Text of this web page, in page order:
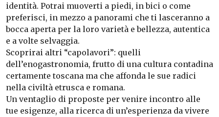
identità. Potrai muoverti a piedi, in bici o come
preferisci, in mezzo a panorami che ti lasceranno a
bocca aperta per la loro varietà e bellezza, autentica
e a volte selvaggia.
Scoprirai altri “capolavori”: quelli
dell’enogastronomia, frutto di una cultura contadina
certamente toscana ma che affonda le sue radici
nella civiltà etrusca e romana.
Un ventaglio di proposte per venire incontro alle
tue esigenze, alla ricerca di un’esperienza da vivere